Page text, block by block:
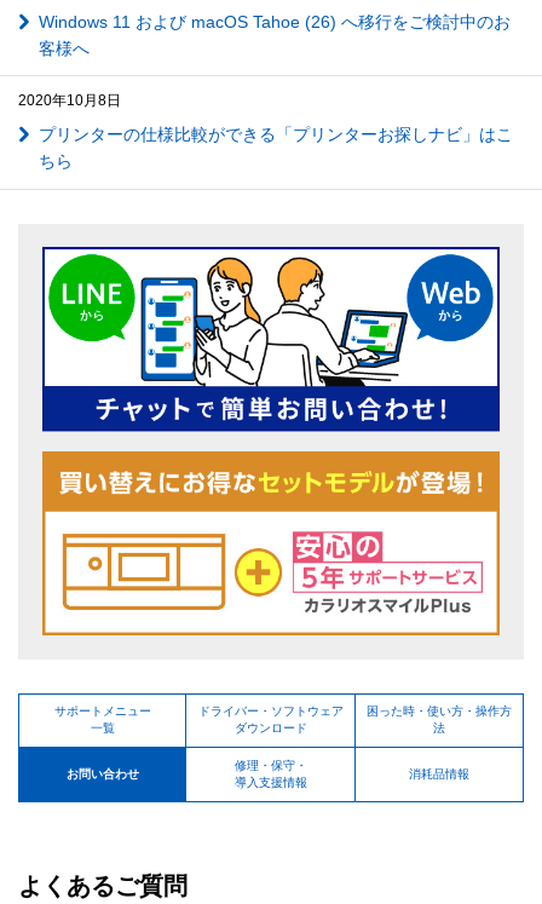
Windows 11 および macOS Tahoe (26) へ移行をご検討中のお
客様へ
2020年10月8日
プリンターの仕様比較ができる「プリンターお探しナビ」はこ
ちら
サポートメニュー
一覧
ドライバー・ソフトウェア
ダウンロード
困った時・使い方・操作方
法
お問い合わせ
修理・保守・
導入支援情報
消耗品情報
よくあるご質問